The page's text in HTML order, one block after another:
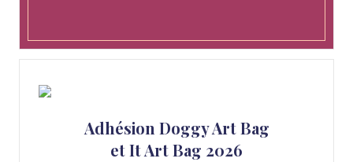
Adhésion Doggy Art Bag
et It Art Bag 2026